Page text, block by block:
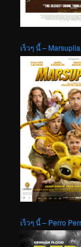
เร็วๆ นี้ –
เร็วๆ นี้ – Perro